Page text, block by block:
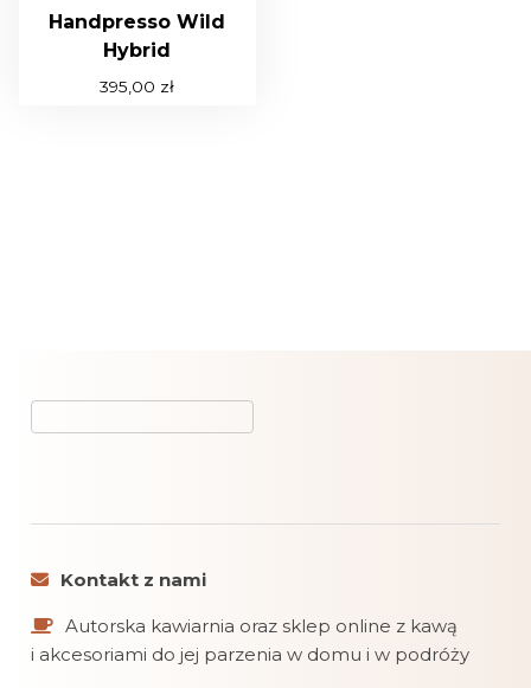
Handpresso Wild
Hybrid
395,00 zł
Kontakt z nami
Autorska kawiarnia oraz sklep online z kawą
i akcesoriami do jej parzenia w domu i w podróży